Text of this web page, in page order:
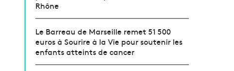
Rhône
Le Barreau de Marseille remet 51 500
euros à Sourire à la Vie pour soutenir les
enfants atteints de cancer